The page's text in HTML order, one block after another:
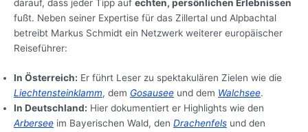
darauf, dass jeder Tipp auf echten, persönlichen Erlebnissen
fußt. Neben seiner Expertise für das Zillertal und Alpbachtal
betreibt Markus Schmidt ein Netzwerk weiterer europäischer
Reiseführer:
In Österreich: Er führt Leser zu spektakulären Zielen wie die
Liechtensteinklamm, dem Gosausee und dem Walchsee.
In Deutschland: Hier dokumentiert er Highlights wie den
Arbersee im Bayerischen Wald, den Drachenfels und den